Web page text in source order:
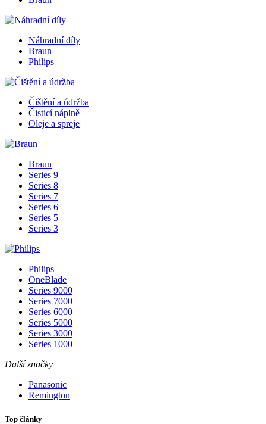
Náhradní díly
Braun
Philips
Čištění a údržba
Čisticí náplně
Oleje a spreje
Braun
Series 9
Series 8
Series 7
Series 6
Series 5
Series 3
Philips
OneBlade
Series 9000
Series 7000
Series 6000
Series 5000
Series 3000
Series 1000
Další značky
Panasonic
Remington
Top články